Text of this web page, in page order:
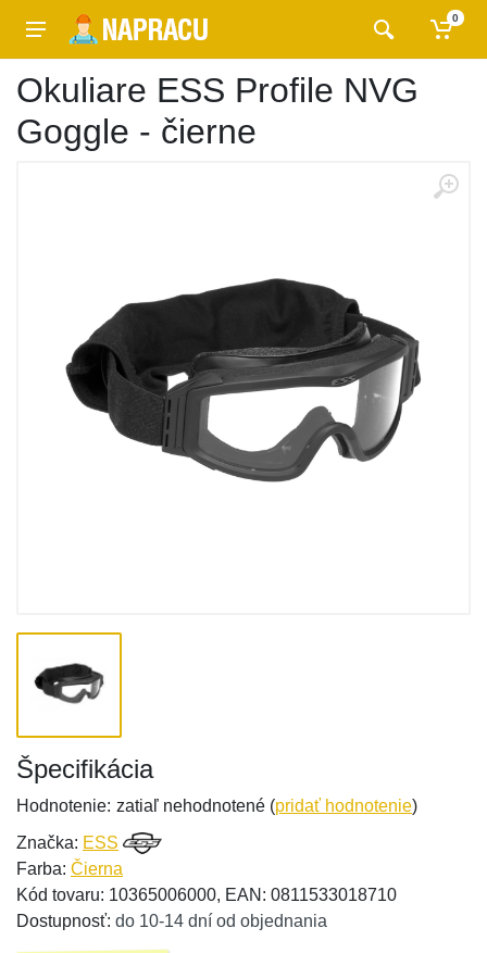
0
Okuliare ESS Profile NVG
Goggle - čierne
Špecifikácia
Hodnotenie: zatiaľ nehodnotené (pridať hodnotenie)
Značka: ESS
Farba: Čierna
Kód tovaru: 10365006000, EAN: 0811533018710
Dostupnosť: do 10-14 dní od objednania